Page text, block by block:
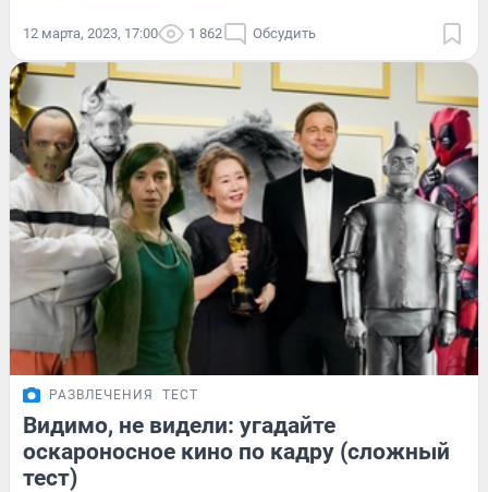
12 марта, 2023, 17:00 1 862 Обсудить
РАЗВЛЕЧЕНИЯ ТЕСТ
Видимо, не видели: угадайте
оскароносное кино по кадру (сложный
тест)